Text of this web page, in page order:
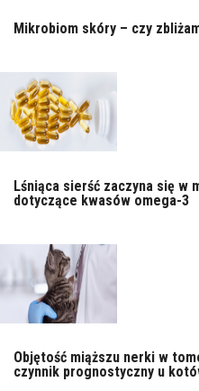
Mikrobiom skóry – czy
Lśniąca sierść zaczyna się w
dotyczące kwasów omega-3
Objętość miąższu nerki w
czynnik prognostyczny u